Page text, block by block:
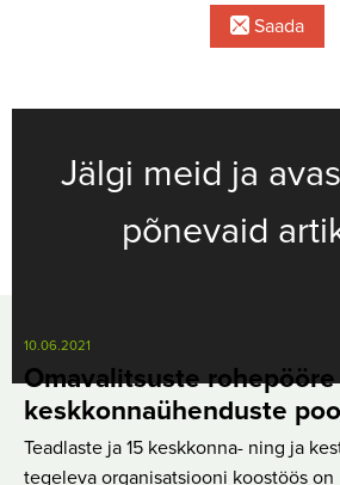
Saada
Jälgi meid ja
põnevaid
10.06.2021
Omavalitsuste rohepööre
keskkonnaühenduste
Teadlaste ja 15 keskkonna- ning ja
tegeleva organisatsiooni koostöös